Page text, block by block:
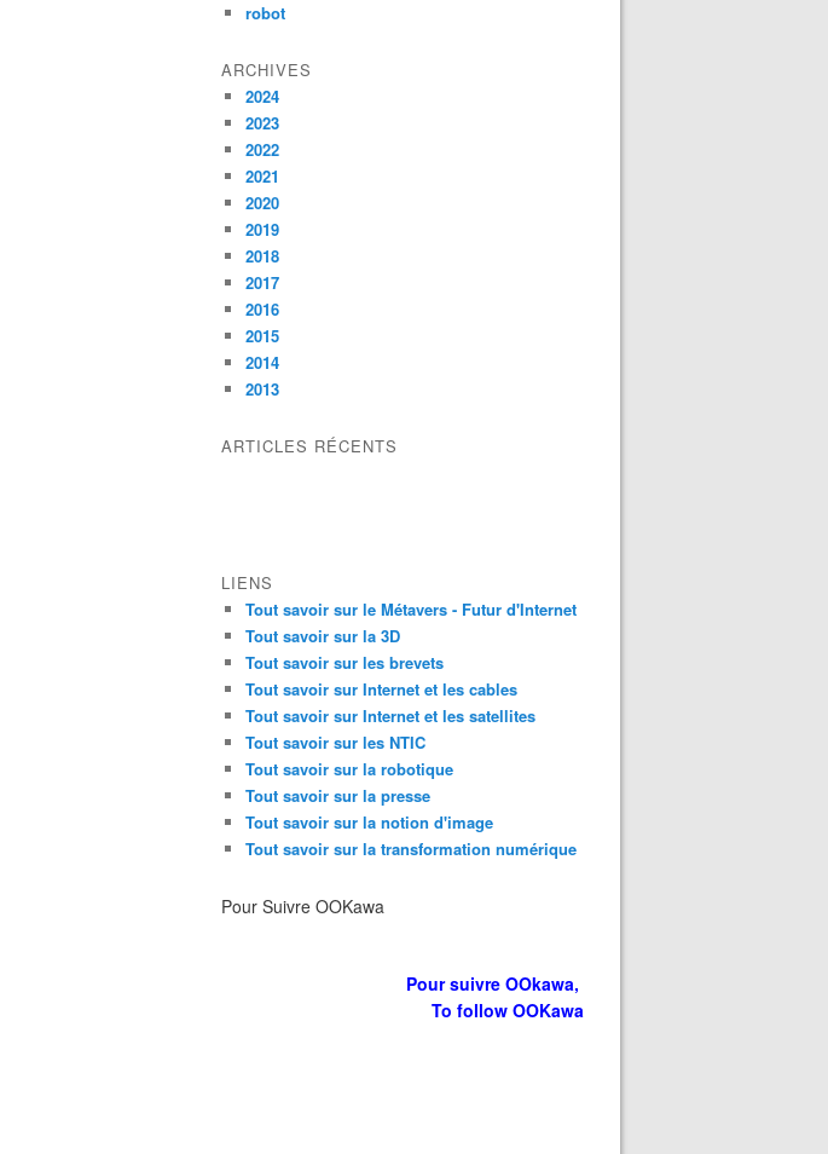
robot
ARCHIVES
2024
2023
2022
2021
2020
2019
2018
2017
2016
2015
2014
2013
ARTICLES RÉCENTS
LIENS
Tout savoir sur le Métavers - Futur d'Internet
Tout savoir sur la 3D
Tout savoir sur les brevets
Tout savoir sur Internet et les cables
Tout savoir sur Internet et les satellites
Tout savoir sur les NTIC
Tout savoir sur la robotique
Tout savoir sur la presse
Tout savoir sur la notion d'image
Tout savoir sur la transformation numérique
Pour Suivre OOKawa
Pour suivre OOkawa,
To follow OOKawa